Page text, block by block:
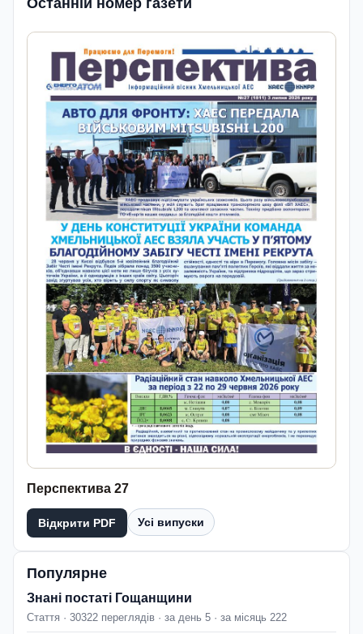
Останній номер газети
Перспектива 27
Відкрити PDF Усі випуски
Популярне
Знані постаті Гощанщини
Стаття · 30322 переглядів · за день 5 · за місяць 222